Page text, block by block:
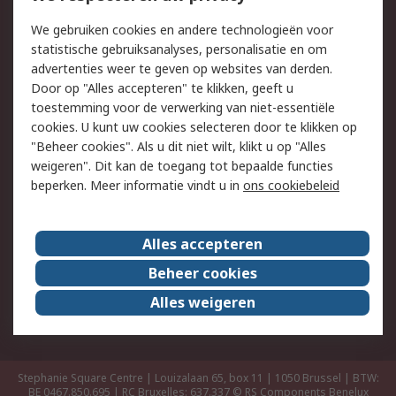
Track & Trace
Wettelijk
Cookiebeleid
Email veiligheid
Privacybeleid -
Bijgewerkt
Websitevoorwaarden
Algemene
verkoopvoorwaarden
Over RS
RS Group
Over ons
RS wereldwijd
Werken bij RS
ESG
Stephanie Square Centre | Louizalaan 65, box 11 | 1050 Brussel | BTW:
BE 0467.850.695 | RC Bruxelles: 637.337 © RS Components Benelux
We gebruiken cookies en andere technologieën voor
statistische gebruiksanalyses, personalisatie en om
advertenties weer te geven op websites van derden.
Door op "Alles accepteren" te klikken, geeft u
toestemming voor de verwerking van niet-essentiële
cookies. U kunt uw cookies selecteren door te klikken op
"Beheer cookies". Als u dit niet wilt, klikt u op "Alles
weigeren". Dit kan de toegang tot bepaalde functies
beperken. Meer informatie vindt u in ons cookiebeleid
Alles accepteren
Beheer cookies
Alles weigeren